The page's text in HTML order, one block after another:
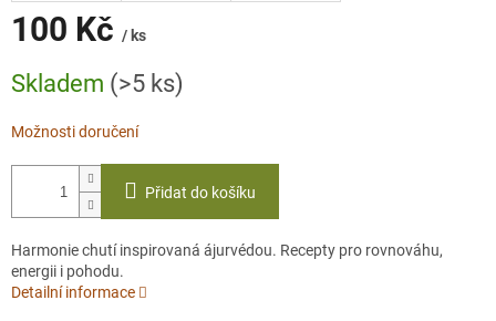
100 Kč / ks
cena:
Skladem (>5 ks)
Možnosti doručení
Přidat do košíku
Harmonie chutí inspirovaná ájurvédou. Recepty pro rovnováhu,
energii i pohodu.
Detailní informace